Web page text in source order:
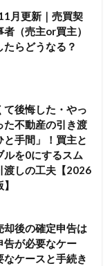
月更新｜売買契
（売主or買主）
たらどうなる？
て後悔した・やっ
た不動産の引き渡
と手間」！買主と
ルを0にするスム
渡しの工夫【2026
却後の確定申告は
告が必要なケー
なケースと手続き